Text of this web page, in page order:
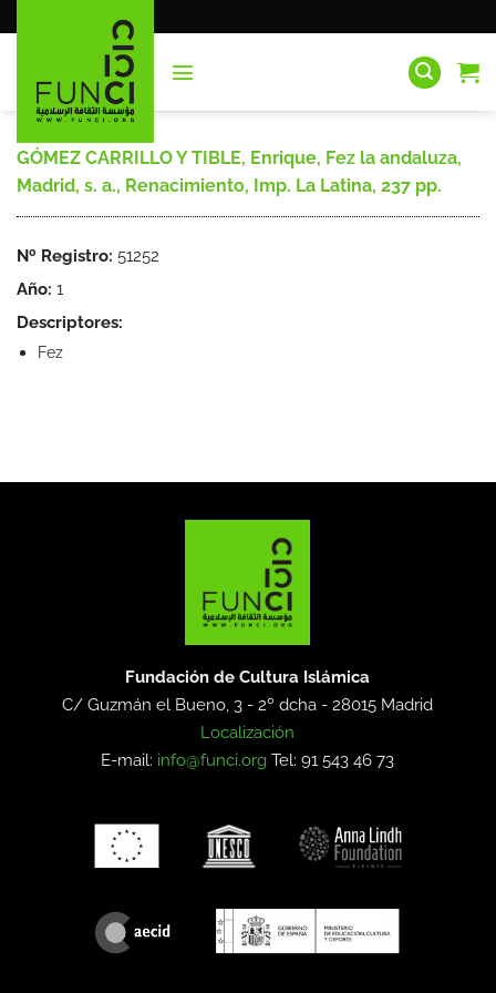
al
GÓMEZ CARRILLO Y TIBLE, Enrique, Fez la andaluza,
Madrid, s. a., Renacimiento, Imp. La Latina, 237 pp.
Nº Registro: 51252
Año: 1
Descriptores:
Fez
Fundación de Cultura Islámica
C/ Guzmán el Bueno, 3 - 2º dcha -28015 Madrid
Localización
E-mail: info@funci.org Tel: 91 543 46 73